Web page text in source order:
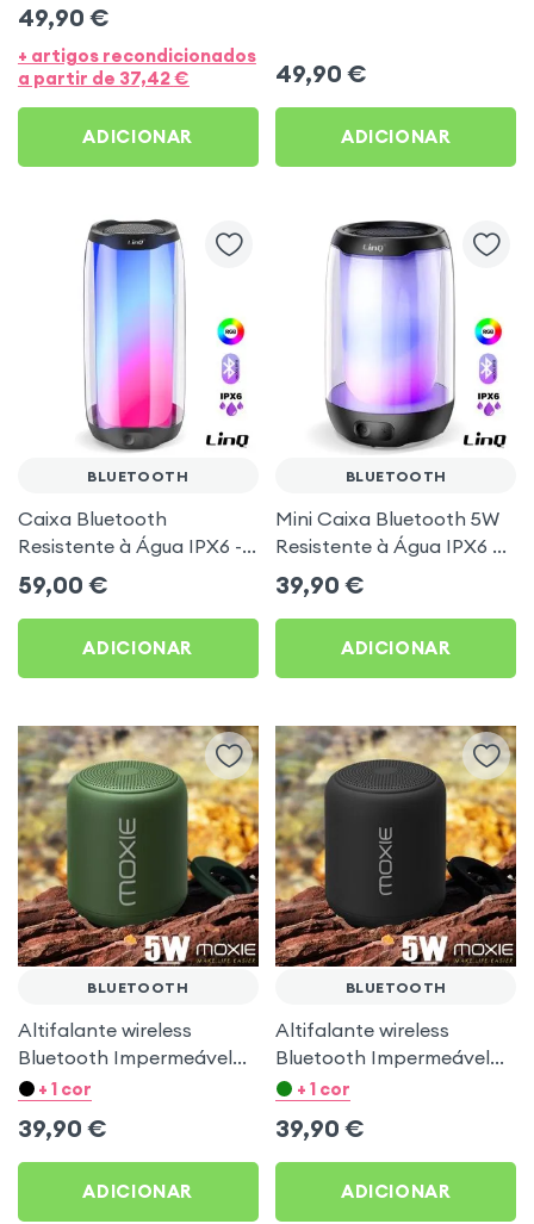
Rosa
49,90 €
+ artigos recondicionados
a partir de 37,42€
ADICIONAR
49,90 €
ADICIONAR
BLUETOOTH
Caixa Bluetooth
Resistente à Água IPX6 -
Som Estéreo 8W + LED
RGB - LinQ
59,00 €
ADICIONAR
BLUETOOTH
Mini Caixa Bluetooth 5W
Resistente à Água IPX6 +
LED RGB - LinQ
39,90 €
ADICIONAR
BLUETOOTH
Altifalante wireless
Bluetooth Impermeável
IPX7 + 12h Tweet Verde
+ 1 cor
39,90 €
ADICIONAR
BLUETOOTH
Altifalante wireless
Bluetooth Impermeável
IPX7 + 12h Tweet Preto
+ 1 cor
39,90 €
ADICIONAR